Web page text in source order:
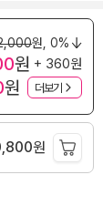
원, 0%
원 + 360원
원 더보기
원